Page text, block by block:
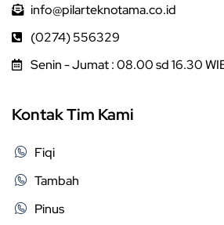
info@pilarteknotama.co.id
(0274) 556329
Senin - Jumat : 08.00 sd 16.30
Kontak Tim Kami
Fiqi
Tambah
Pinus